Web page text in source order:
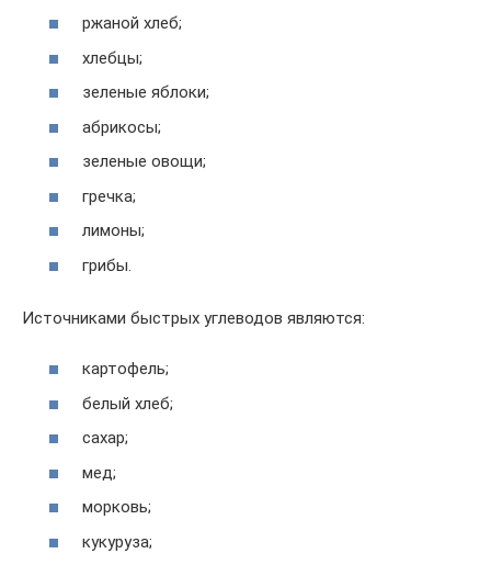
ржаной хлеб;
хлебцы;
зеленые яблоки;
абрикосы;
зеленые овощи;
гречка;
лимоны;
грибы.
Источниками быстрых углеводов являются:
картофель;
белый хлеб;
сахар;
мед;
морковь;
кукуруза;